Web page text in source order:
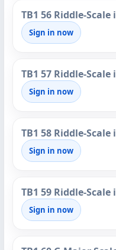
TB1 56 Riddle-
Sign in now
TB1 57 Riddle-
Sign in now
TB1 58 Riddle-
Sign in now
TB1 59 Riddle-
Sign in now